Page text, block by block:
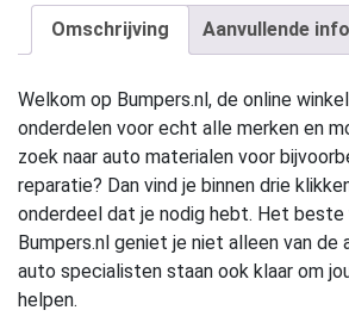
Omschrijving Aanvullende
Welkom op Bumpers.nl, de online
onderdelen voor echt alle merken en
zoek naar auto materialen voor
reparatie? Dan vind je binnen drie
onderdeel dat je nodig hebt. Het beste
Bumpers.nl geniet je niet alleen van de
auto specialisten staan ook klaar om
helpen.